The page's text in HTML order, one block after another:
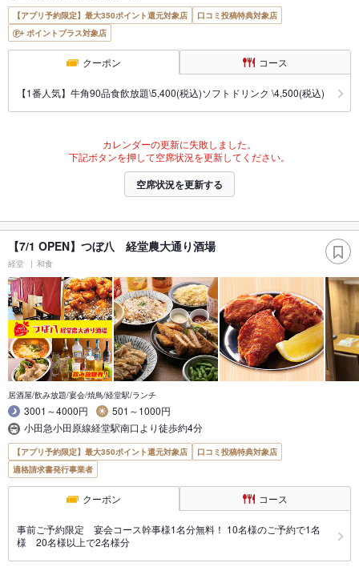
【アプリ予約限定】最大350ポイント還元対象店
口コミ投稿特典対象店
ポイントプラス対象店
クーポン コース
【1番人気】牛角90品食飲放題\5,400(税込)ソフトドリンク \4,500(税込)
カレンダーの更新に失敗しました。
下記ボタンを押して空席状況を更新してください。
空席状況を更新する
【7/1 OPEN】つぼ八 経堂農大通り酒場
経堂 和食
居酒屋/飲み放題/宴会/焼鳥/経堂駅/ランチ
3001～4000円
501～1000円
小田急小田原線経堂駅南口より徒歩約4分
【アプリ予約限定】最大350ポイント還元対象店
口コミ投稿特典対象店
適格請求書発行事業者
クーポン コース
事前ご予約限定 宴会コース幹事様1名分無料！ 10名様のご予約で1名
様 20名様以上で2名様分